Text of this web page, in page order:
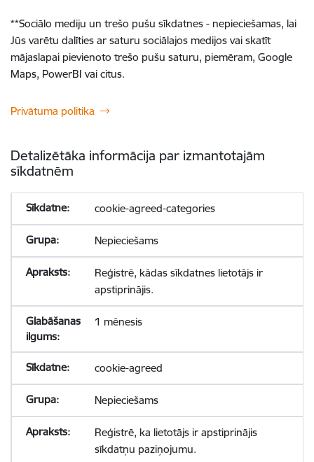
**Sociālo mediju un trešo pušu sīkdatnes - nepieciešamas, lai
Jūs varētu dalīties ar saturu sociālajos medijos vai skatīt
mājaslapai pievienoto trešo pušu saturu, piemēram, Google
Maps, PowerBI vai citus.
Privātuma politika
Detalizētāka informācija par izmantotajām
sīkdatnēm
cookie-agreed-categories
Nepieciešams
Reģistrē, kādas sīkdatnes lietotājs ir
apstiprinājis.
1 mēnesis
cookie-agreed
Nepieciešams
Reģistrē, ka lietotājs ir apstiprinājis
sīkdatņu paziņojumu.